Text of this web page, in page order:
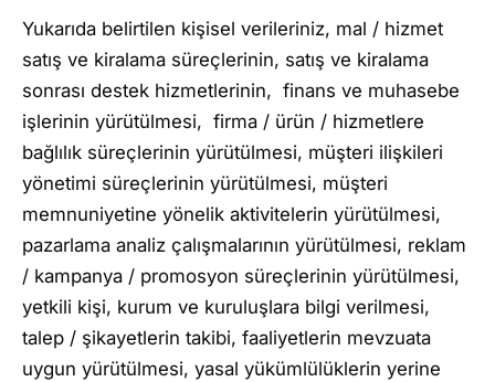
Yukarıda belirtilen kişisel verileriniz, mal / hizmet
satış ve kiralama süreçlerinin, satış ve kiralama
sonrası destek hizmetlerinin, finans ve muhasebe
işlerinin yürütülmesi, firma / ürün / hizmetlere
bağlılık süreçlerinin yürütülmesi, müşteri ilişkileri
yönetimi süreçlerinin yürütülmesi, müşteri
memnuniyetine yönelik aktivitelerin yürütülmesi,
pazarlama analiz çalışmalarının yürütülmesi, reklam
/ kampanya / promosyon süreçlerinin yürütülmesi,
yetkili kişi, kurum ve kuruluşlara bilgi verilmesi,
talep / şikayetlerin takibi, faaliyetlerin mevzuata
uygun yürütülmesi, yasal yükümlülüklerin yerine